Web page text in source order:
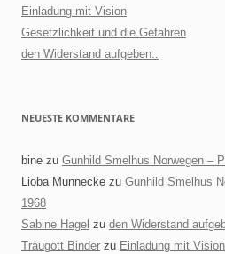
Einladung mit Vision
Gesetzlichkeit und die Gefahren
den Widerstand aufgeben..
NEUESTE KOMMENTARE
bine zu Gunhild Smelhus Norwegen –
Lioba Munnecke zu Gunhild Smelhus
1968
Sabine Hagel zu den Widerstand
Traugott Binder zu Einladung mit Vision